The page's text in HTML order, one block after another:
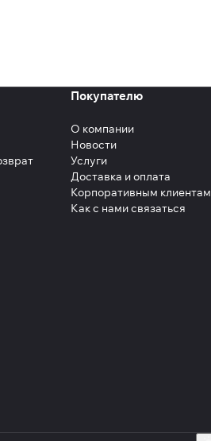
Покупателю
О компании
Новости
Услуги
Доставка и оплата
Корпоративным клиентам
Как с нами связаться